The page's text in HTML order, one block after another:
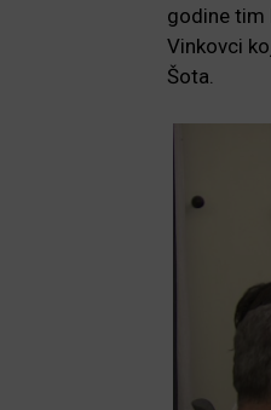
godine tim
Vinkovci
Šota.